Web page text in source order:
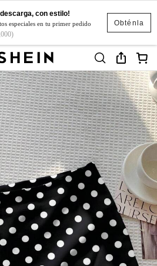
Obténla
con estilo!
especiales en tu primer pedido